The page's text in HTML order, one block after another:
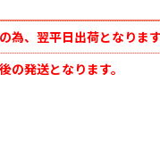
為、翌平日出荷となります
の発送となります。